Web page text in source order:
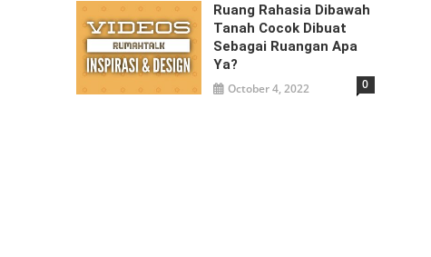
Ruang Rahasia Dibawah
Tanah Cocok Dibuat
Sebagai Ruangan Apa
Ya?
October 4, 2022 0